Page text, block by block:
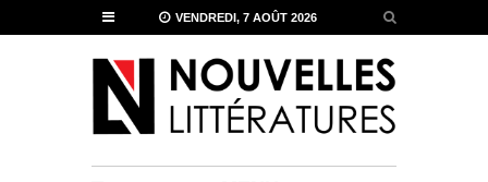
VENDREDI, 7 AOÛT 2026